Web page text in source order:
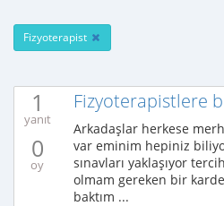
Fizyoterapist
1
yanıt
0
oy
Fizyoterapistlere
Arkadaşlar herkese
var eminim hepiniz
sınavları yaklaşıyor
olmam gereken bir
baktım ...